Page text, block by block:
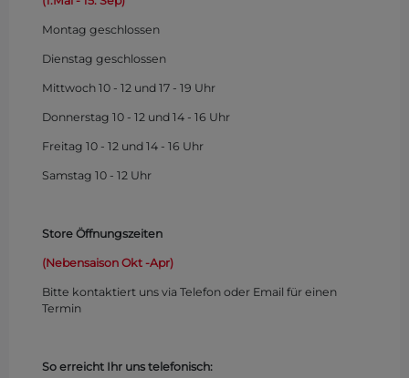
Montag geschlossen
Dienstag geschlossen
Mittwoch 10 - 12 und 17 - 19 Uhr
Donnerstag 10 - 12 und 14 - 16 Uhr
Freitag 10 - 12 und 14 - 16 Uhr
Samstag 10 - 12 Uhr
Store Öffnungszeiten
(Nebensaison Okt -Apr)
Bitte kontaktiert uns via Telefon oder Email für einen
Termin
So erreicht Ihr uns telefonisch: